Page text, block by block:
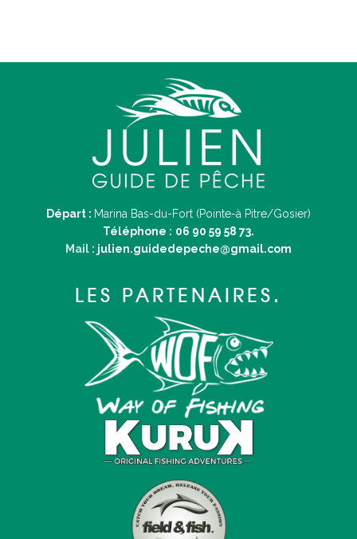
Départ : Marina Bas-du-Fort (Pointe-à Pitre/Gosier)
Téléphone : 06 90 59 58 73.
Mail : julien.guidedepeche@gmail.com
LES PARTENAIRES.